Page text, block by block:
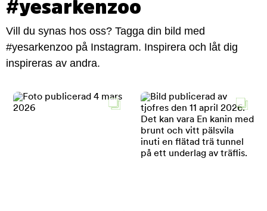
#yesarkenzoo
Vill du synas hos oss? Tagga din bild med
#yesarkenzoo på Instagram. Inspirera och låt dig
inspireras av andra.